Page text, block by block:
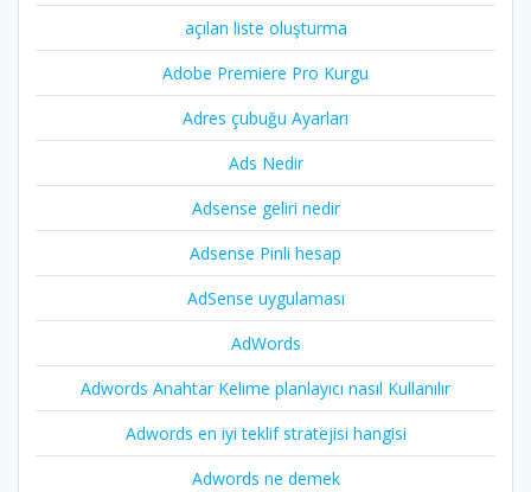
açılan liste oluşturma
Adobe Premiere Pro Kurgu
Adres çubuğu Ayarları
Ads Nedir
Adsense geliri nedir
Adsense Pinli hesap
AdSense uygulaması
AdWords
Adwords Anahtar Kelime planlayıcı nasıl Kullanılır
Adwords en iyi teklif stratejisi hangisi
Adwords ne demek